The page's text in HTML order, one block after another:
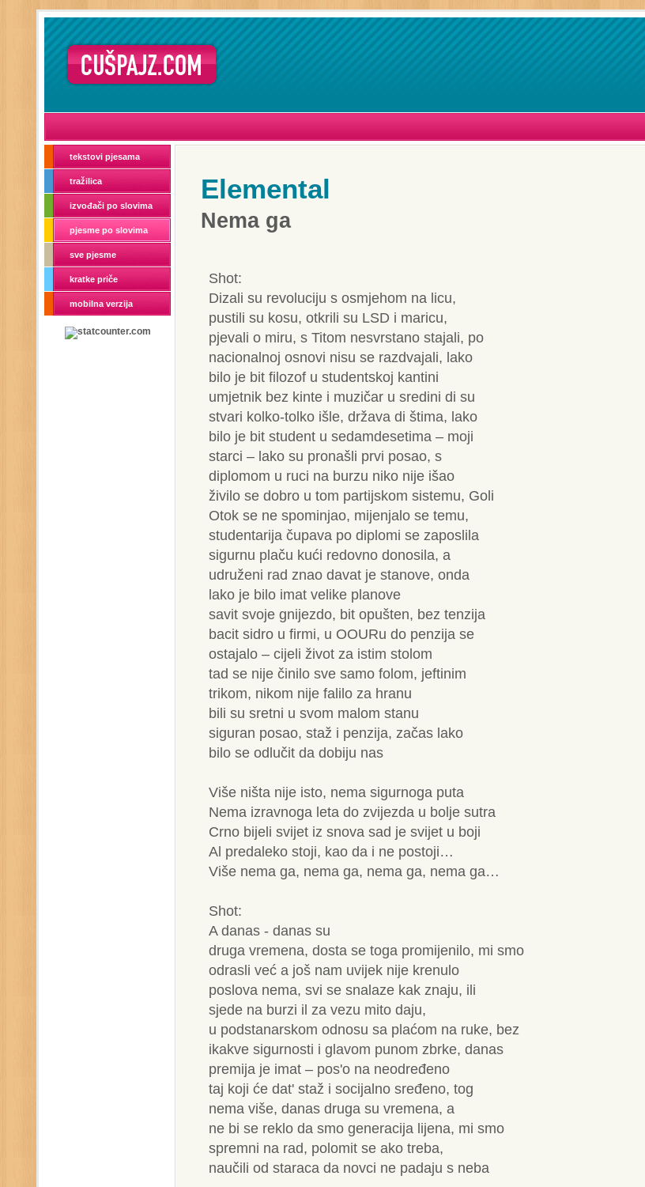
tekstovi pjesama
tražilica
izvođači po slovima
pjesme po slovima
sve pjesme
kratke priče
mobilna verzija
Elemental
Nema ga
Shot:
Dizali su revoluciju s osmjehom na licu,
pustili su kosu, otkrili su LSD i maricu,
pjevali o miru, s Titom nesvrstano stajali, po
nacionalnoj osnovi nisu se razdvajali, lako
bilo je bit filozof u studentskoj kantini
umjetnik bez kinte i muzičar u sredini di su
stvari kolko-tolko išle, država di štima, lako
bilo je bit student u sedamdesetima – moji
starci – lako su pronašli prvi posao, s
diplomom u ruci na burzu niko nije išao
živilo se dobro u tom partijskom sistemu, Goli
Otok se ne spominjao, mijenjalo se temu,
studentarija čupava po diplomi se zaposlila
sigurnu plaču kući redovno donosila, a
udruženi rad znao davat je stanove, onda
lako je bilo imat velike planove
savit svoje gnijezdo, bit opušten, bez tenzija
bacit sidro u firmi, u OOURu do penzija se
ostajalo – cijeli život za istim stolom
tad se nije činilo sve samo folom, jeftinim
trikom, nikom nije falilo za hranu
bili su sretni u svom malom stanu
siguran posao, staž i penzija, začas lako
bilo se odlučit da dobiju nas
Više ništa nije isto, nema sigurnoga puta
Nema izravnoga leta do zvijezda u bolje sutra
Crno bijeli svijet iz snova sad je svijet u boji
Al predaleko stoji, kao da i ne postoji…
Više nema ga, nema ga, nema ga, nema ga…
Shot:
A danas - danas su
druga vremena, dosta se toga promijenilo, mi smo
odrasli već a još nam uvijek nije krenulo
poslova nema, svi se snalaze kak znaju, ili
sjede na burzi il za vezu mito daju,
u podstanarskom odnosu sa plaćom na ruke, bez
ikakve sigurnosti i glavom punom zbrke, danas
premija je imat – pos'o na neodređeno
taj koji će dat' staž i socijalno sređeno, tog
nema više, danas druga su vremena, a
ne bi se reklo da smo generacija lijena, mi smo
spremni na rad, polomit se ako treba,
naučili od staraca da novci ne padaju s neba